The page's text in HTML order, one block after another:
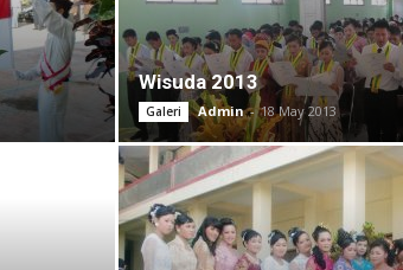
Wisuda 2013
Galeri Admin - 18 May 2013